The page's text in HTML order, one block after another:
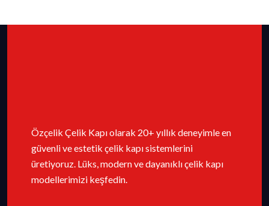
Özçelik Çelik Kapı olarak 20+ yıllık deneyimle en
güvenli ve estetik çelik kapı sistemlerini
üretiyoruz. Lüks, modern ve dayanıklı çelik kapı
modellerimizi keşfedin.